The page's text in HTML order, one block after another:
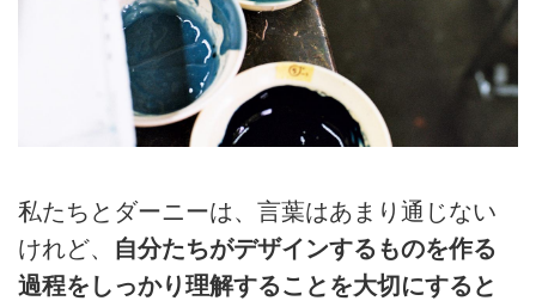
私たちとダーニーは、言葉はあまり通じない
けれど、 自分たちがデザインするものを作る
過程をしっかり理解することを大切にすると